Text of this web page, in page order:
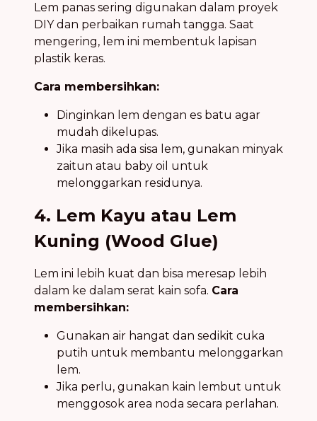
Lem panas sering digunakan dalam proyek
DIY dan perbaikan rumah tangga. Saat
mengering, lem ini membentuk lapisan
plastik keras.
Cara membersihkan:
Dinginkan lem dengan es batu agar
mudah dikelupas.
Jika masih ada sisa lem, gunakan minyak
zaitun atau baby oil untuk
melonggarkan residunya.
4. Lem Kayu atau Lem
Kuning (Wood Glue)
Lem ini lebih kuat dan bisa meresap lebih
dalam ke dalam serat kain sofa. Cara
membersihkan:
Gunakan air hangat dan sedikit cuka
putih untuk membantu melonggarkan
lem.
Jika perlu, gunakan kain lembut untuk
menggosok area noda secara perlahan.